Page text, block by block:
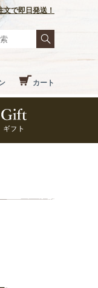
で即日発送！
カート